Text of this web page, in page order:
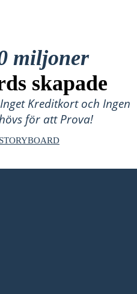
miljoner
skapade
Kreditkort och Ingen
för att Prova!